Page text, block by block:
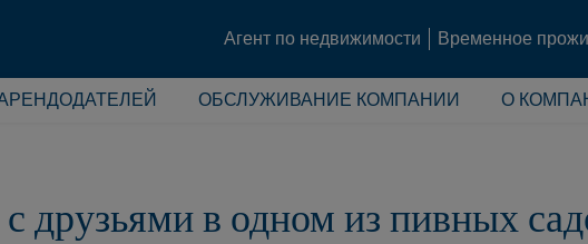
Агент по недвижимости Временное
ОБСЛУЖИВАНИЕ КОМПАНИИ О
друзьями в одном из пивных